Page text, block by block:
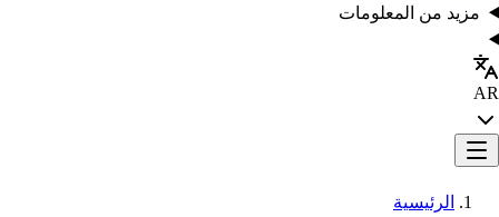
مزيد من المعلومات
AR
الرئيسية